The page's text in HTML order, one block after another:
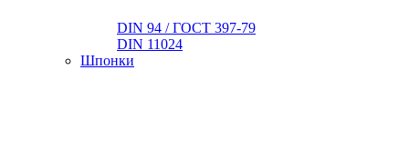
DIN 94 / ГОСТ 397-79
DIN 11024
Шпонки